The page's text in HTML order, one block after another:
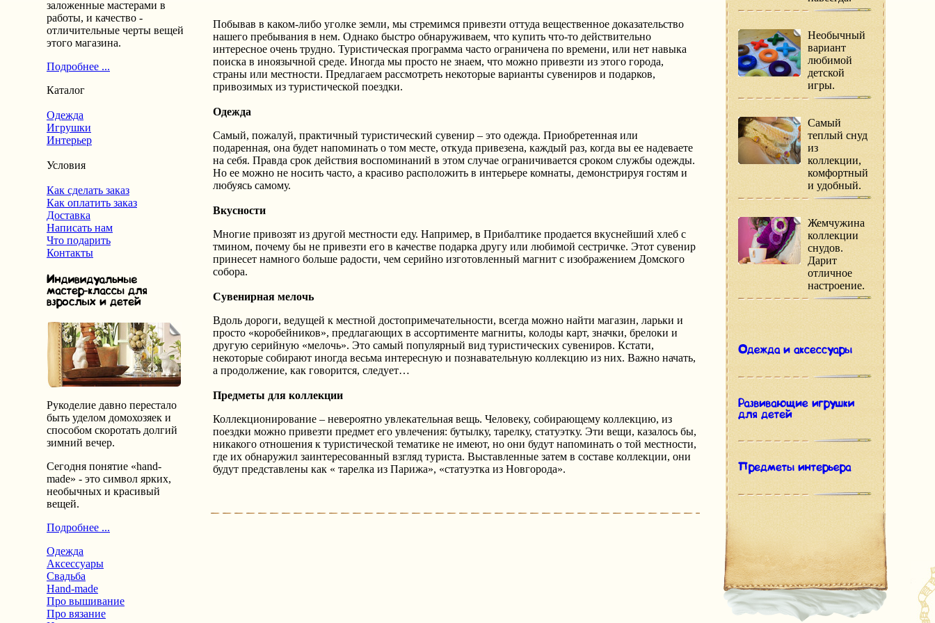
заложенные мастерами в
работы, и качество -
отличительные черты вещей
этого магазина.
Подробнее ...
Каталог
Одежда
Игрушки
Интерьер
Условия
Как сделать заказ
Как оплатить заказ
Доставка
Написать нам
Что подарить
Контакты
Рукоделие давно перестало
быть уделом домохозяек и
способом скоротать долгий
зимний вечер.
Сегодня понятие «hand-
made» - это символ ярких,
необычных и красивый
вещей.
Подробнее ...
Одежда
Аксессуары
Свадьба
Hand-made
Про вышивание
Про вязание
Побывав в каком-либо уголке земли, мы стремимся привезти оттуда вещественное доказательство
нашего пребывания в нем. Однако быстро обнаруживаем, что купить что-то действительно
интересное очень трудно. Туристическая программа часто ограничена по времени, или нет навыка
поиска в иноязычной среде. Иногда мы просто не знаем, что можно привезти из этого города,
страны или местности. Предлагаем рассмотреть некоторые варианты сувениров и подарков,
привозимых из туристической поездки.
Одежда
Самый, пожалуй, практичный туристический сувенир – это одежда. Приобретенная или
подаренная, она будет напоминать о том месте, откуда привезена, каждый раз, когда вы ее надеваете
на себя. Правда срок действия воспоминаний в этом случае ограничивается сроком службы одежды.
Но ее можно не носить часто, а красиво расположить в интерьере комнаты, демонстрируя гостям и
любуясь самому.
Вкусности
Многие привозят из другой местности еду. Например, в Прибалтике продается вкуснейший хлеб с
тмином, почему бы не привезти его в качестве подарка другу или любимой сестричке. Этот сувенир
принесет намного больше радости, чем серийно изготовленный магнит с изображением Домского
собора.
Сувенирная мелочь
Вдоль дороги, ведущей к местной достопримечательности, всегда можно найти магазин, ларьки и
просто «коробейников», предлагающих в ассортименте магниты, колоды карт, значки, брелоки и
другую серийную «мелочь». Это самый популярный вид туристических сувениров. Кстати,
некоторые собирают иногда весьма интересную и познавательную коллекцию из них. Важно начать,
а продолжение, как говорится, следует…
Предметы для коллекции
Коллекционирование – невероятно увлекательная вещь. Человеку, собирающему коллекцию, из
поездки можно привезти предмет его увлечения: бутылку, тарелку, статуэтку. Эти вещи, казалось бы,
никакого отношения к туристической тематике не имеют, но они будут напоминать о той местности,
где их обнаружил заинтересованный взгляд туриста. Выставленные затем в составе коллекции, они
будут представлены как « тарелка из Парижа», «статуэтка из Новгорода».
Необычный
вариант
любимой
детской
игры.
Самый
теплый снуд
из
коллекции,
комфортный
и удобный.
Жемчужина
коллекции
снудов.
Дарит
отличное
настроение.